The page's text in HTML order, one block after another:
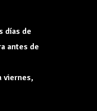
días de
antes de
viernes,